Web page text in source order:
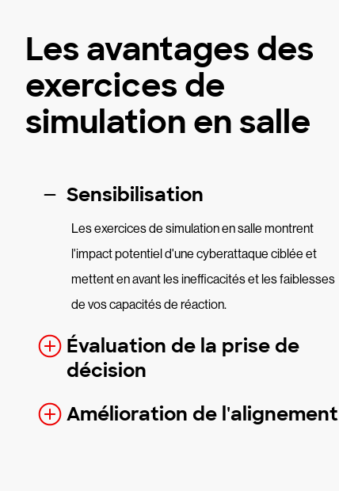
Les avantages des
exercices de
simulation en salle
Sensibilisation
Les exercices de simulation en salle montrent
l'impact potentiel d'une cyberattaque ciblée et
mettent en avant les inefficacités et les faiblesses
de vos capacités de réaction.
Évaluation de la prise de
décision
Amélioration de l'alignement